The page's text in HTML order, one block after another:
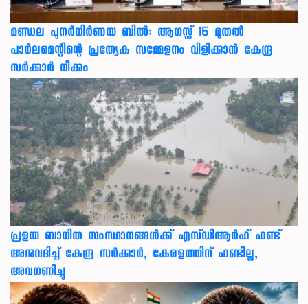
മണ്ഡല പുനർനിർണയ ബിൽ: ആഗസ്റ്റ് 16 മുതൽ
പാർലമെന്റിന്റെ പ്രത്യേക സമ്മേളനം വിളിക്കാൻ കേന്ദ്ര
സർക്കാർ നീക്കം
പ്രളയ ബാധിത സംസ്ഥാനങ്ങൾക്ക് എസ്ഡിആർഫ് ഫണ്ട്
അനുവദിച്ച് കേന്ദ്ര സര്‍ക്കാര്‍, കേരളത്തിന് ഫണ്ടില്ല,
അവഗണിച്ചു